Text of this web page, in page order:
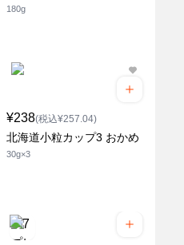
180g
¥238(税込¥257.04)
北海道小粒カップ3 おかめ
30g×3